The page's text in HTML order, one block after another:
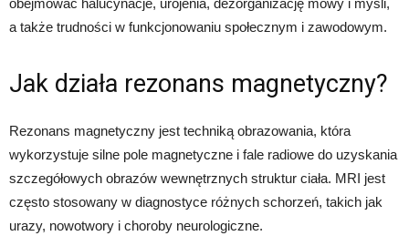
obejmować halucynacje, urojenia, dezorganizację mowy i myśli,
a także trudności w funkcjonowaniu społecznym i zawodowym.
Jak działa rezonans magnetyczny?
Rezonans magnetyczny jest techniką obrazowania, która
wykorzystuje silne pole magnetyczne i fale radiowe do uzyskania
szczegółowych obrazów wewnętrznych struktur ciała. MRI jest
często stosowany w diagnostyce różnych schorzeń, takich jak
urazy, nowotwory i choroby neurologiczne.